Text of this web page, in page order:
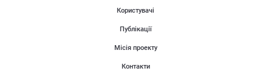
Користувачі
Публікації
Місія проекту
Контакти